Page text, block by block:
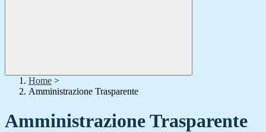
Home >
Amministrazione Trasparente
Amministrazione Trasparente